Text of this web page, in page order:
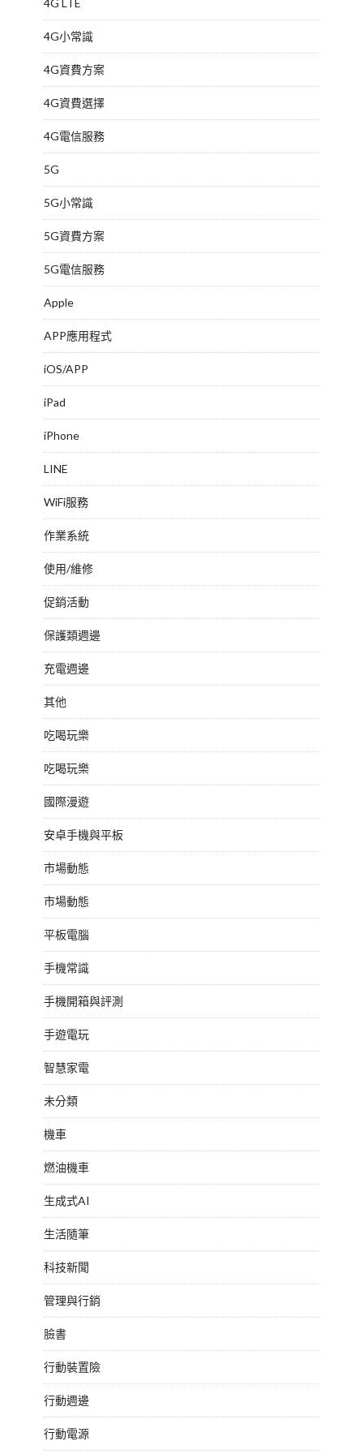
4G LTE
4G小常識
4G資費方案
4G資費選擇
4G電信服務
5G
5G小常識
5G資費方案
5G電信服務
Apple
APP應用程式
iOS/APP
iPad
iPhone
LINE
WiFi服務
作業系統
使用/維修
促銷活動
保護類週邊
充電週邊
其他
吃喝玩樂
吃喝玩樂
國際漫遊
安卓手機與平板
市場動態
市場動態
平板電腦
手機常識
手機開箱與評測
手遊電玩
智慧家電
未分類
機車
燃油機車
生成式AI
生活隨筆
科技新聞
管理與行銷
臉書
行動裝置險
行動週邊
行動電源